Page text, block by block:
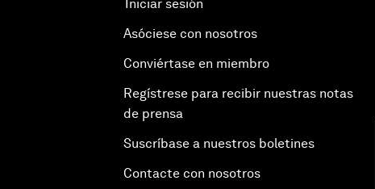
Iniciar sesión
Asóciese con nosotros
Conviértase en miembro
Regístrese para recibir nuestras notas
de prensa
Suscríbase a nuestros boletines
Contacte con nosotros